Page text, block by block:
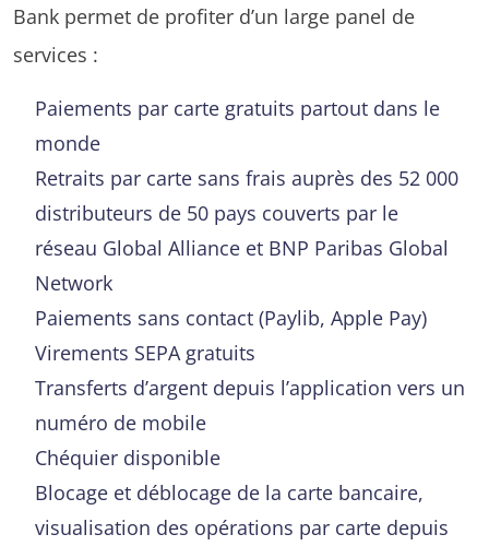
Bank permet de profiter d’un large panel de
services :
Paiements par carte gratuits partout dans le
monde
Retraits par carte sans frais auprès des 52 000
distributeurs de 50 pays couverts par le
réseau Global Alliance et BNP Paribas Global
Network
Paiements sans contact (Paylib, Apple Pay)
Virements SEPA gratuits
Transferts d’argent depuis l’application vers un
numéro de mobile
Chéquier disponible
Blocage et déblocage de la carte bancaire,
visualisation des opérations par carte depuis